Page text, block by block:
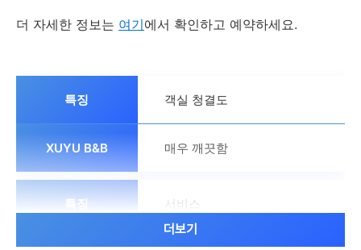
더 자세한 정보는 여기에서 확인하고 예약하세요.
객실 청결도
매우 깨끗함
서비스
더보기